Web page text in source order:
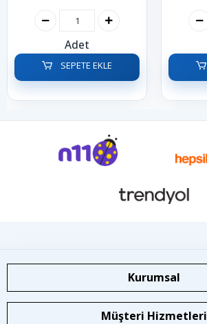
Adet
SEPETE EKLE
Kurumsal
Müşteri Hizmetleri